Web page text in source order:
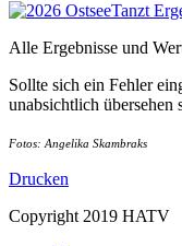
Alle Ergebnisse und
Sollte sich ein Fehler
unabsichtlich übersehen
Fotos: Angelika Skambraks
Drucken
Copyright 2019 HATV